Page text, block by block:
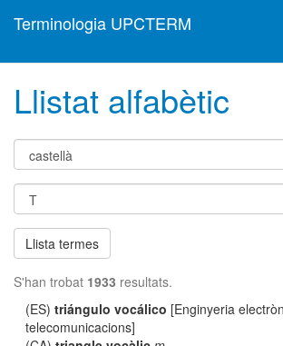
Terminologia UPCTERM
Llistat alfabètic
Llista termes
S'han trobat 1933 resultats.
(ES)triángulo vocálico [Enginyeria
telecomunicacions]